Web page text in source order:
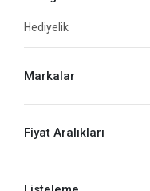
Hediyelik
Markalar
Fiyat Aralıkları